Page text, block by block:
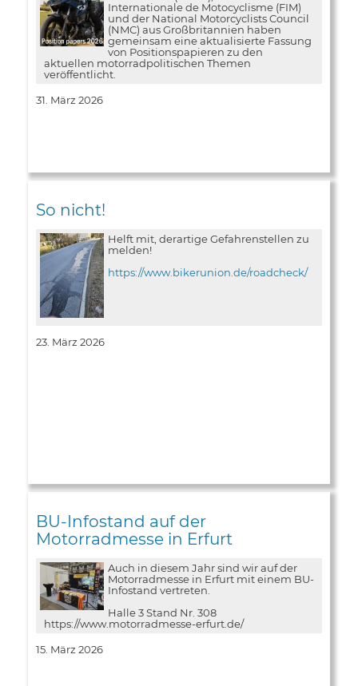
Internationale de Motocyclisme (FIM)
und der National Motorcyclists Council
(NMC) aus Großbritannien haben
gemeinsam eine aktualisierte Fassung
von Positionspapieren zu den
aktuellen motorradpolitischen Themen
veröffentlicht.
31. März 2026
So nicht!
Helft mit, derartige Gefahrenstellen zu
melden!
https://www.bikerunion.de/roadcheck/
23. März 2026
BU-Infostand auf der
Motorradmesse in Erfurt
Auch in diesem Jahr sind wir auf der
Motorradmesse in Erfurt mit einem BU-
Infostand vertreten.
Halle 3 Stand Nr. 308
https://www.motorradmesse-erfurt.de/
15. März 2026